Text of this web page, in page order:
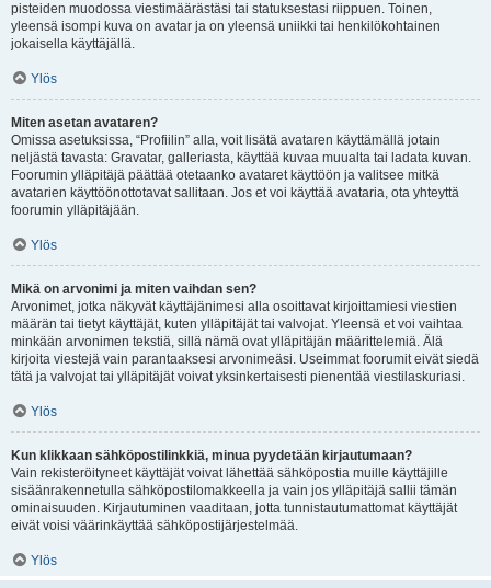
pisteiden muodossa viestimäärästäsi tai statuksestasi riippuen. Toinen,
yleensä isompi kuva on avatar ja on yleensä uniikki tai henkilökohtainen
jokaisella käyttäjällä.
Ylös
Miten asetan avataren?
Omissa asetuksissa, “Profiilin” alla, voit lisätä avataren käyttämällä jotain
neljästä tavasta: Gravatar, galleriasta, käyttää kuvaa muualta tai ladata kuvan.
Foorumin ylläpitäjä päättää otetaanko avataret käyttöön ja valitsee mitkä
avatarien käyttöönottotavat sallitaan. Jos et voi käyttää avataria, ota yhteyttä
foorumin ylläpitäjään.
Ylös
Mikä on arvonimi ja miten vaihdan sen?
Arvonimet, jotka näkyvät käyttäjänimesi alla osoittavat kirjoittamiesi viestien
määrän tai tietyt käyttäjät, kuten ylläpitäjät tai valvojat. Yleensä et voi vaihtaa
minkään arvonimen tekstiä, sillä nämä ovat ylläpitäjän määrittelemiä. Älä
kirjoita viestejä vain parantaaksesi arvonimeäsi. Useimmat foorumit eivät siedä
tätä ja valvojat tai ylläpitäjät voivat yksinkertaisesti pienentää viestilaskuriasi.
Ylös
Kun klikkaan sähköpostilinkkiä, minua pyydetään kirjautumaan?
Vain rekisteröityneet käyttäjät voivat lähettää sähköpostia muille käyttäjille
sisäänrakennetulla sähköpostilomakkeella ja vain jos ylläpitäjä sallii tämän
ominaisuuden. Kirjautuminen vaaditaan, jotta tunnistautumattomat käyttäjät
eivät voisi väärinkäyttää sähköpostijärjestelmää.
Ylös